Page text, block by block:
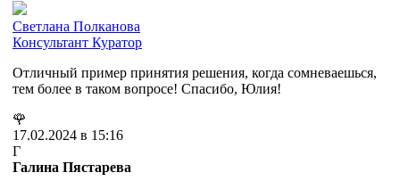
Cветлана Полканова
Консультант Куратор
Отличный пример принятия решения, когда сомневаешься,
тем более в таком вопросе! Спасибо, Юлия!
🌹
17.02.2024 в 15:16
Г
Галина Пястарева